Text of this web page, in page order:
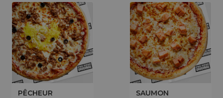
PÊCHEUR SAUMON